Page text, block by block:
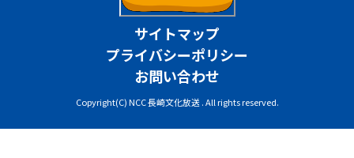
サイトマップ
プライバシーポリシー
お問い合わせ
Copyright(C) NCC 長崎文化放送 . All rights reserved.